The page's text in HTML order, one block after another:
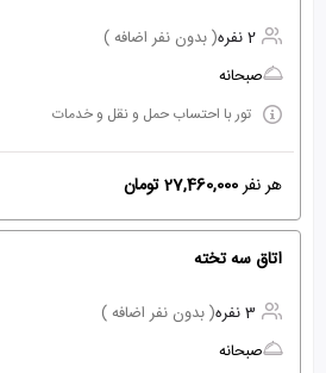
2 نفره
( بدون نفر اضافه )
صبحانه
تور با احتساب حمل و نقل و خدمات
هر نفر27,460,000 تومان
اتاق سه تخته
3 نفره
( بدون نفر اضافه )
صبحانه